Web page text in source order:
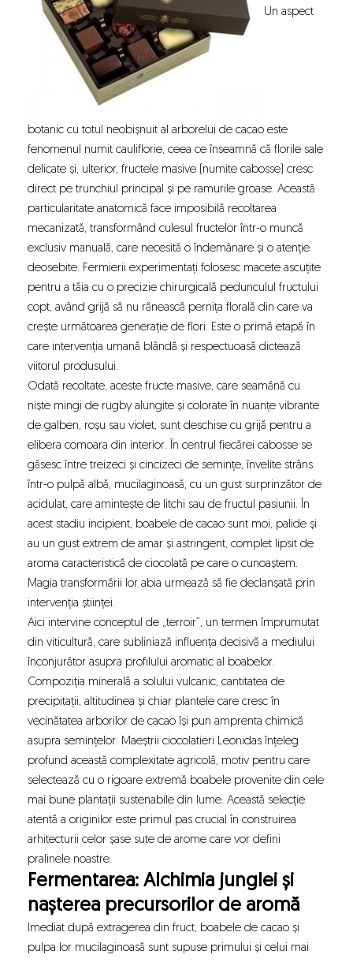
Un aspect
botanic cu totul neobișnuit al arborelui de cacao este
fenomenul numit cauliflorie, ceea ce înseamnă că florile sale
delicate și, ulterior, fructele masive (numite cabosse) cresc
direct pe trunchiul principal și pe ramurile groase. Această
particularitate anatomică face imposibilă recoltarea
mecanizată, transformând culesul fructelor într-o muncă
exclusiv manuală, care necesită o îndemânare și o atenție
deosebite. Fermierii experimentați folosesc macete ascuțite
pentru a tăia cu o precizie chirurgicală pedunculul fructului
copt, având grijă să nu rănească pernița florală din care va
crește următoarea generație de flori. Este o primă etapă în
care intervenția umană blândă și respectuoasă dictează
viitorul produsului.
Odată recoltate, aceste fructe masive, care seamănă cu
niște mingi de rugby alungite și colorate în nuanțe vibrante
de galben, roșu sau violet, sunt deschise cu grijă pentru a
elibera comoara din interior. În centrul fiecărei cabosse se
găsesc între treizeci și cincizeci de semințe, învelite strâns
într-o pulpă albă, mucilaginoasă, cu un gust surprinzător de
acidulat, care amintește de litchi sau de fructul pasiunii. În
acest stadiu incipient, boabele de cacao sunt moi, palide și
au un gust extrem de amar și astringent, complet lipsit de
aroma caracteristică de ciocolată pe care o cunoaștem.
Magia transformării lor abia urmează să fie declanșată prin
intervenția științei.
Aici intervine conceptul de „terroir”, un termen împrumutat
din viticultură, care subliniază influența decisivă a mediului
înconjurător asupra profilului aromatic al boabelor.
Compoziția minerală a solului vulcanic, cantitatea de
precipitații, altitudinea și chiar plantele care cresc în
vecinătatea arborilor de cacao își pun amprenta chimică
asupra semințelor. Maeștrii ciocolatieri Leonidas înțeleg
profund această complexitate agricolă, motiv pentru care
selectează cu o rigoare extremă boabele provenite din cele
mai bune plantații sustenabile din lume. Această selecție
atentă a originilor este primul pas crucial în construirea
arhitecturii celor șase sute de arome care vor defini
pralinele noastre.
Fermentarea: Alchimia junglei și
nașterea precursorilor de aromă
Imediat după extragerea din fruct, boabele de cacao și
pulpa lor mucilaginoasă sunt supuse primului și celui mai